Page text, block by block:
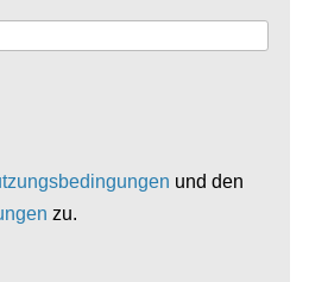
und den
zu.